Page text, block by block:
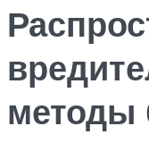
методы